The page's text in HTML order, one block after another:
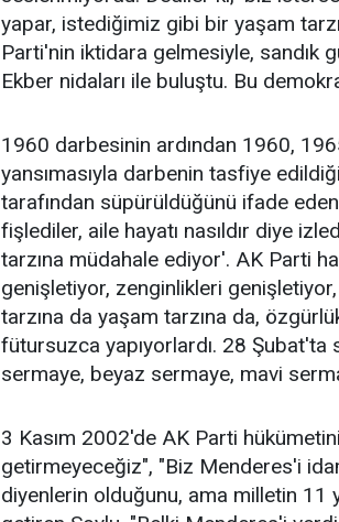
yapar, istediğimiz gibi bir yaşam
Parti'nin iktidara gelmesiyle, sandık
Ekber nidaları ile buluştu. Bu
1960 darbesinin ardından 1960,
yansımasıyla darbenin tasfiye
tarafından süpürüldüğünü ifade
fişlediler, aile hayatı nasıldır diye
tarzına müdahale ediyor'. AK Parti
genişletiyor, zenginlikleri
tarzına da yaşam tarzına da,
fütursuzca yapıyorlardı. 28 Şubat'ta
sermaye, beyaz sermaye, mavi
3 Kasım 2002'de AK Parti
getirmeyeceğiz", "Biz Menderes'i
diyenlerin olduğunu, ama milletin 11